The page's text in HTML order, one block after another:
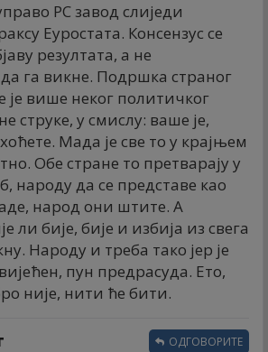
РС завод слиједи
Еуростата. Консензус се
резултата, а не
га викне. Подршка страног
је више неког политичког
струке, у смислу: ваше је,
Мада је све то у крајњем
Обе стране то претварају у
народу да се представе као
народ они штите. А
ли бије, бије и избија из свега
Народу и треба тако јер је
пун предрасуда. Ето,
није, нити ће бити.
ОДГОВОРИТЕ